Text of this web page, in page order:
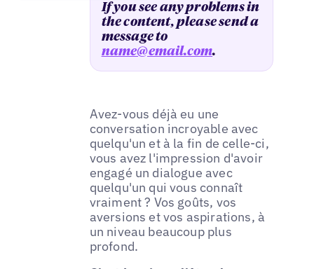
If you see any problems in
the content, please send a
message to
name@email.com.
Avez-vous déjà eu une
conversation incroyable avec
quelqu'un et à la fin de celle-ci,
vous avez l'impression d'avoir
engagé un dialogue avec
quelqu'un qui vous connaît
vraiment ? Vos goûts, vos
aversions et vos aspirations, à
un niveau beaucoup plus
profond.